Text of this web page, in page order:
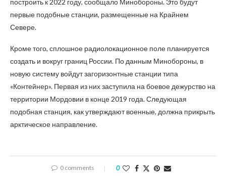
построить к 2022 году, сообщало Минобороны. Это будут
первые подобные станции, размещенные на Крайнем
Севере.
Кроме того, сплошное радиолокационное поле планируется
создать и вокруг границ России. По данным Минобороны, в
новую систему войдут загоризонтные станции типа
«Контейнер». Первая из них заступила на боевое дежурство на
территории Мордовии в конце 2019 года. Следующая
подобная станция, как утверждают военные, должна прикрыть
арктическое направление.
0 comments 0